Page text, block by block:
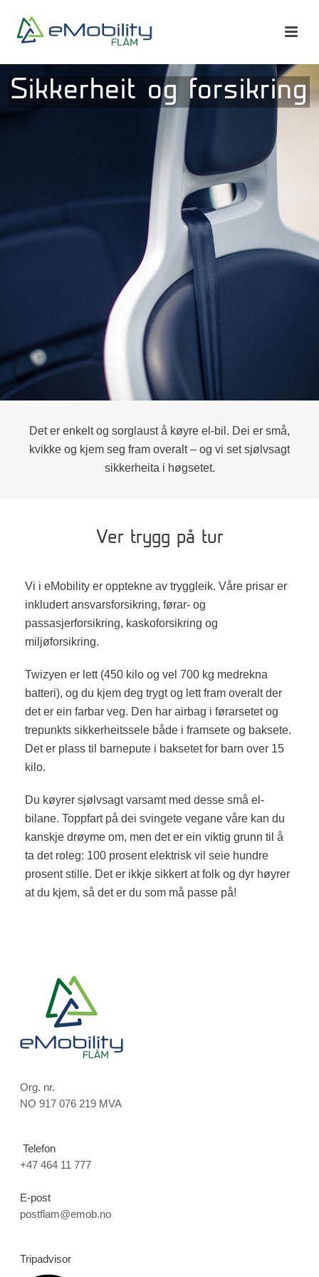
Sikkerheit og forsikring
Det er enkelt og sorglaust å køyre el-bil. Dei er små,
kvikke og kjem seg fram overalt – og vi set sjølvsagt
sikkerheita i høgsetet.
Ver trygg på tur
Vi i eMobility er opptekne av tryggleik. Våre prisar er
inkludert ansvarsforsikring, førar- og
passasjerforsikring, kaskoforsikring og
miljøforsikring.
Twizyen er lett (450 kilo og vel 700 kg medrekna
batteri), og du kjem deg trygt og lett fram overalt der
det er ein farbar veg. Den har airbag i førarsetet og
trepunkts sikkerheitssele både i framsete og baksete.
Det er plass til barnepute i baksetet for barn over 15
kilo.
Du køyrer sjølvsagt varsamt med desse små el-
bilane. Toppfart på dei svingete vegane våre kan du
kanskje drøyme om, men det er ein viktig grunn til å
ta det roleg: 100 prosent elektrisk vil seie hundre
prosent stille. Det er ikkje sikkert at folk og dyr høyrer
at du kjem, så det er du som må passe på!
Org. nr.
NO 917 076 219 MVA
Telefon
+47 464 11 777
E-post
postflam@emob.no
Tripadvisor